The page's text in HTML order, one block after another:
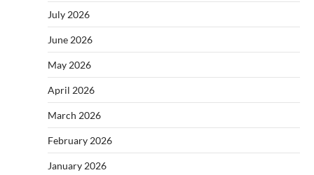
July 2026
June 2026
May 2026
April 2026
March 2026
February 2026
January 2026